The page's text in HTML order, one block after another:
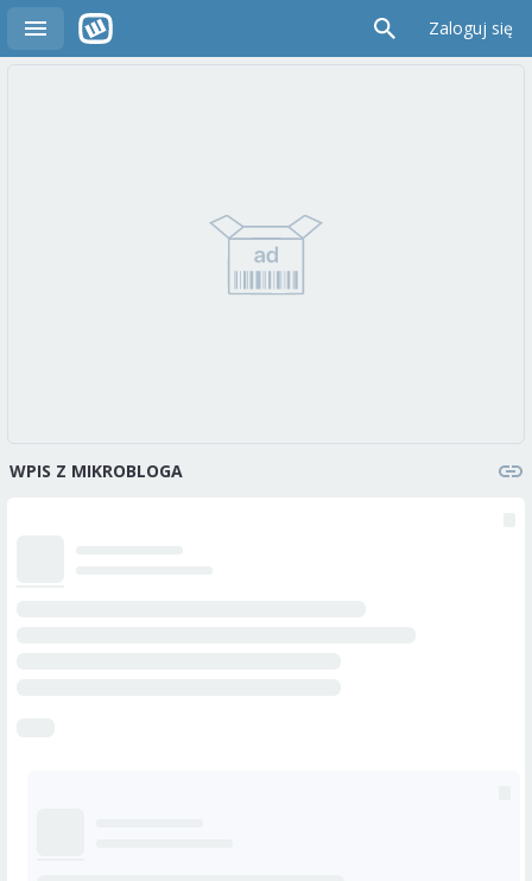
Zaloguj się
WPIS Z MIKROBLOGA